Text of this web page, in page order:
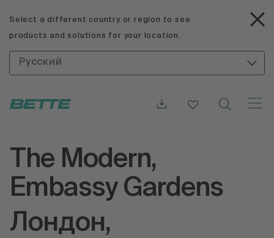
Select a different country or region to see
products and solutions for your location.
Русский
The Modern,
Embassy Gardens
Лондон,